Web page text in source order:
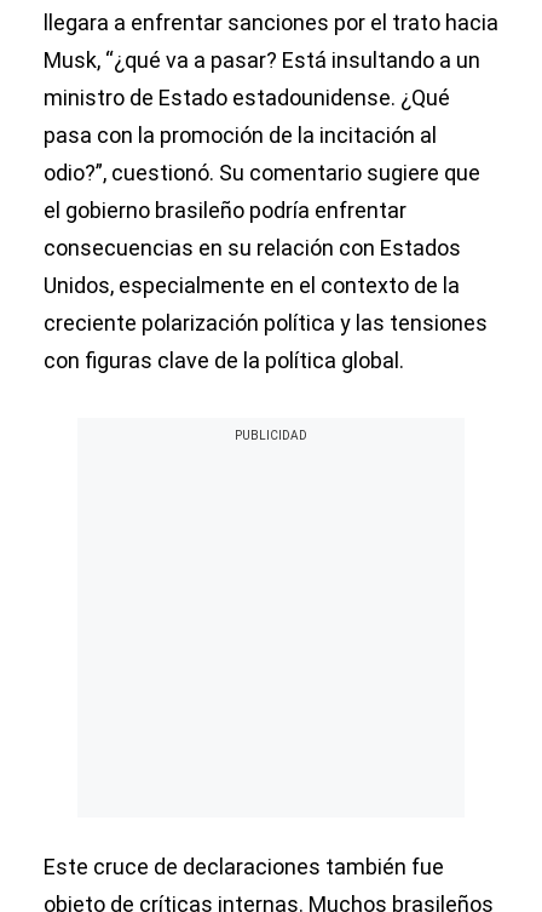
llegara a enfrentar sanciones por el trato hacia
Musk, “¿qué va a pasar? Está insultando a un
ministro de Estado estadounidense. ¿Qué
pasa con la promoción de la incitación al
odio?”, cuestionó. Su comentario sugiere que
el gobierno brasileño podría enfrentar
consecuencias en su relación con Estados
Unidos, especialmente en el contexto de la
creciente polarización política y las tensiones
con figuras clave de la política global.
Este cruce de declaraciones también fue
objeto de críticas internas. Muchos brasileños